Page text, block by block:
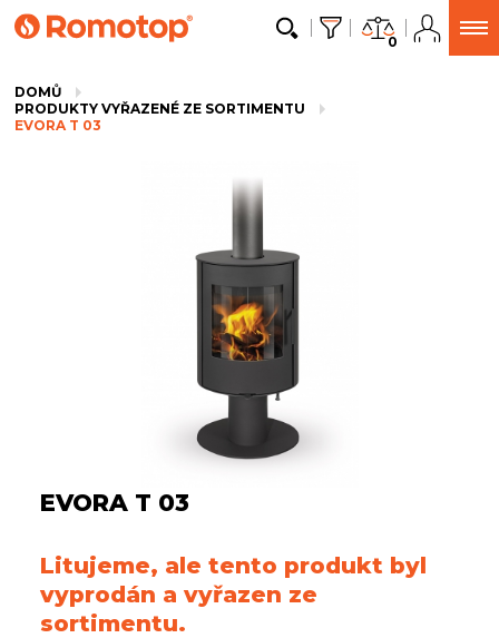
0
DOMŮ
PRODUKTY VYŘAZENÉ ZE SORTIMENTU
EVORA T 03
EVORA T 03
Litujeme, ale tento produkt byl
vyprodán a vyřazen ze
sortimentu.